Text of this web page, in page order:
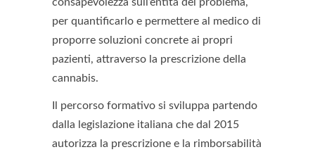
per quantificarlo e permettere al medico di
proporre soluzioni concrete ai propri
pazienti, attraverso la prescrizione della
cannabis.
Il percorso formativo si sviluppa partendo
dalla legislazione italiana che dal 2015
autorizza la prescrizione e la rimborsabilità